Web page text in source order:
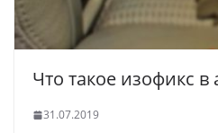
Что такое изофикс в
31.07.2019